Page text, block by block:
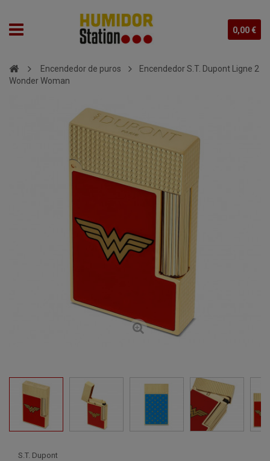
0,00 €
Encendedor de puros
Encendedor S.T. Dupont Ligne 2
Wonder Woman
S.T. Dupont